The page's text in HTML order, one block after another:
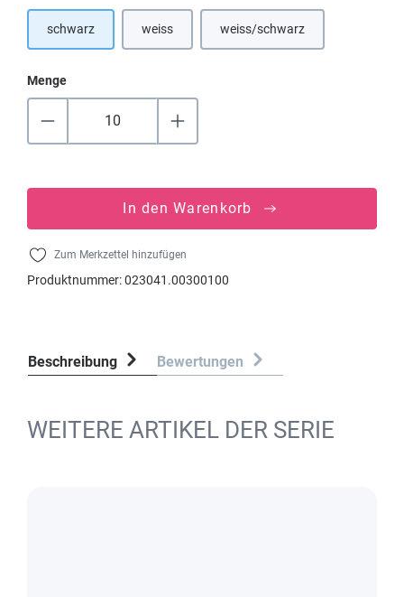
schwarz weiss(Diese Option ist zurzeit nicht verfügbar.)
weiss/schwarz(Diese Option ist zurzeit
Menge
In den Warenkorb
Zum Merkzettel hinzufügen
Produktnummer:023041.00300100
Beschreibung Bewertungen
WEITERE ARTIKEL DER SERIE